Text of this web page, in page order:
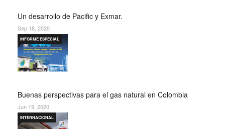
Un desarrollo de Pacific y Exmar.
Sep 18, 2020
Buenas perspectivas para el gas natural en Colombia
INFORME ESPECIAL
Jun 19, 2020
INTERNACIONAL